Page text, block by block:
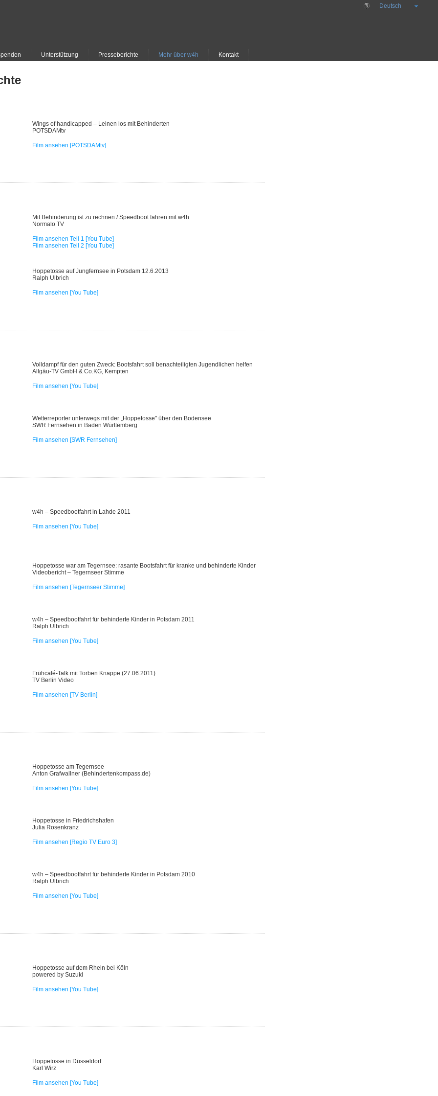
Deutsch
Unterstützung Presseberichte Mehr über w4h Kontakt
Wings of handicapped – Leinen los mit Behinderten
POTSDAMtv
Film ansehen [POTSDAMtv]
Mit Behinderung ist zu rechnen / Speedboot fahren mit w4h
Normalo TV
Film ansehen Teil 1 [You Tube]
Film ansehen Teil 2 [You Tube]
Hoppetosse auf Jungfernsee in Potsdam 12.6.2013
Ralph Ulbrich
Film ansehen [You Tube]
Volldampf für den guten Zweck: Bootsfahrt soll benachteiligten Jugendlichen helfen
Allgäu-TV GmbH & Co.KG, Kempten
Film ansehen [You Tube]
Wetterreporter unterwegs mit der „Hoppetosse" über den Bodensee
SWR Fernsehen in Baden Württemberg
Film ansehen [SWR Fernsehen]
w4h – Speedbootfahrt in Lahde 2011
Film ansehen [You Tube]
Hoppetosse war am Tegernsee: rasante Bootsfahrt für kranke und behinderte Kinder
Videobericht – Tegernseer Stimme
Film ansehen [Tegernseer Stimme]
w4h – Speedbootfahrt für behinderte Kinder in Potsdam 2011
Ralph Ulbrich
Film ansehen [You Tube]
Frühcafé-Talk mit Torben Knappe (27.06.2011)
TV Berlin Video
Film ansehen [TV Berlin]
Hoppetosse am Tegernsee
Anton Grafwallner (Behindertenkompass.de)
Film ansehen [You Tube]
Hoppetosse in Friedrichshafen
Julia Rosenkranz
Film ansehen [Regio TV Euro 3]
w4h – Speedbootfahrt für behinderte Kinder in Potsdam 2010
Ralph Ulbrich
Film ansehen [You Tube]
Hoppetosse auf dem Rhein bei Köln
powered by Suzuki
Film ansehen [You Tube]
Hoppetosse in Düsseldorf
Karl Wirz
Film ansehen [You Tube]